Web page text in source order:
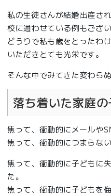
私の生徒さんが結婚出産さ
校に通わせている例もござい
どうりで私も歳をとったわ
いただきとても光栄です。
そんな中でみてきた変わら
落ち着いた家庭
焦って、衝動的にメールや
焦って、衝動的につまらな
焦って、衝動的に子どもに
た。
焦って、衝動的に子どもを